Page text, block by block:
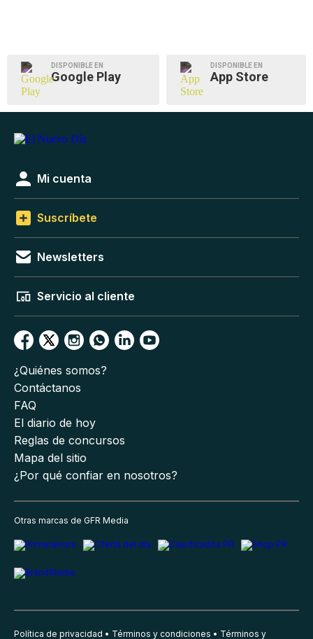
DISPONIBLE EN
Google Play
DISPONIBLE EN
App Store
Mi cuenta
Suscríbete
Newsletters
Servicio al cliente
¿Quiénes somos?
Contáctanos
FAQ
El diario de hoy
Reglas de concursos
Mapa del sitio
¿Por qué confiar en nosotros?
Otras marcas de GFR Media
Política de privacidad Términos y condiciones Términos y